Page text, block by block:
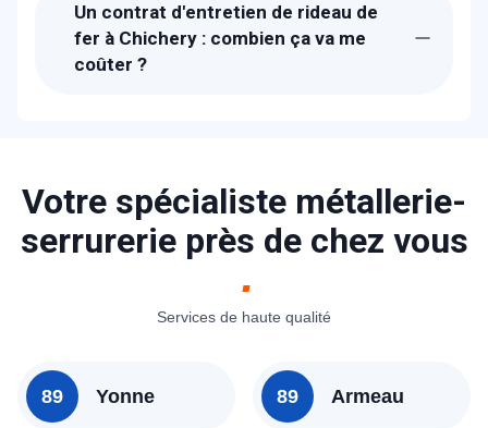
vous à Chichery dans la journée. La durée
de l'entretien est de 1H à 3H.
Un contrat d'entretien de rideau de
fer à Chichery : combien ça va me
coûter ?
devis précis.
Votre spécialiste métallerie-
serrurerie près de chez vous
Services de haute qualité
89 Yonne 89 Armeau